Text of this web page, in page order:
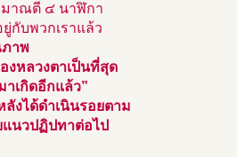
มาณตี ๔ นาฬิกา
กับพวกเราแล้ว
าพ
งหลวงตาเป็นที่สุด
เกิดอีกแล้ว”
งได้ดำเนินรอยตาม
นวปฏิปทาต่อไป